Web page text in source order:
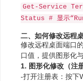
Get-Service
Status # 显示
二、如何修改远程
修改远程桌面端口
口值，提供图形化
1. 图形化修改（注
-打开注册表：按下